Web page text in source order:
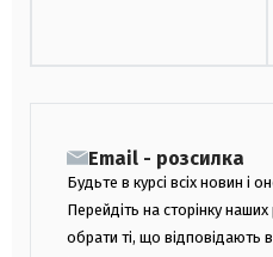
Email - розсилка
Будьте в курсі всіх новин і
Перейдіть на сторінку
обрати ті, що відповідають